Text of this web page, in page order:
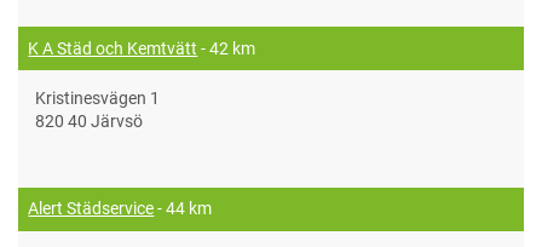
K A Städ och Kemtvätt - 42 km
Kristinesvägen 1
820 40 Järvsö
Alert Städservice- 44 km